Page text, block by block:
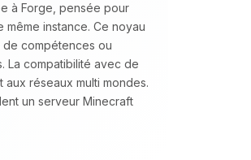
à Forge, pensée pour
instance. Ce noyau
compétences ou
La compatibilité avec de
réseaux multi mondes.
un serveur Minecraft